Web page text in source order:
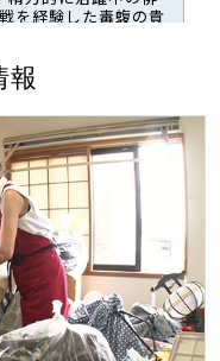
報